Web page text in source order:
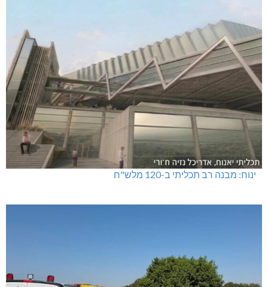
ינוח: מבנה רב תכליתי ב-120 מלש"ח